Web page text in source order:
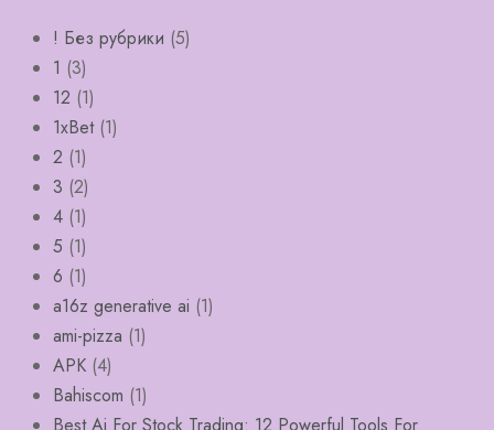
! Без рубрики (5)
1 (3)
12 (1)
1xBet(1)
2 (1)
3 (2)
4 (1)
5 (1)
6 (1)
a16z generative ai (1)
ami-pizza (1)
APK (4)
Bahiscom (1)